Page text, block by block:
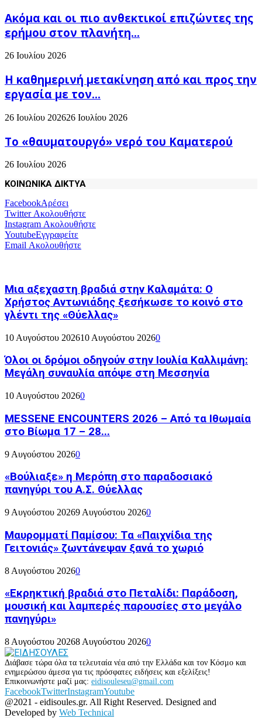
Ακόμα και οι πιο ανθεκτικοί επιζώντες της
ερήμου στον πλανήτη...
26 Ιουλίου 2026
H καθημερινή μετακίνηση από και προς την
εργασία με τον...
26 Ιουλίου 202626 Ιουλίου 2026
Το «θαυματουργό» νερό του Καματερού
26 Ιουλίου 2026
ΚΟΙΝΩΝΙΚΑ ΔΙΚΤΥΑ
FacebookΑρέσει
TwitterΑκολουθήστε
Instagram Ακολουθήστε
YoutubeΕγγραφείτε
Email Ακολουθήστε
Μια αξεχαστη βραδιά στην Καλαμάτα: Ο
Χρήστος Αντωνιάδης ξεσήκωσε το κοινό στο
γλέντι της «Θύελλας»
10 Αυγούστου 202610 Αυγούστου 20260
Όλοι οι δρόμοι οδηγούν στην Ιουλία Καλλιμάνη:
Μεγάλη συναυλία απόψε στη Μεσσηνία
10 Αυγούστου 20260
MESSENE ENCOUNTERS 2026 – Από τα Ιθωμαία
στο Βίωμα 17 – 28...
9 Αυγούστου 20260
«Βούλιαξε» η Μερόπη στο παραδοσιακό
πανηγύρι του Α.Σ. Θύελλας
9 Αυγούστου 20269 Αυγούστου 20260
Μαυρομματί Παμίσου: Τα «Παιχνίδια της
Γειτονιάς» ζωντάνεψαν ξανά το χωριό
8 Αυγούστου 20260
«Εκρηκτική βραδιά στο Πεταλίδι: Παράδοση,
μουσική και λαμπερές παρουσίες στο μεγάλο
πανηγύρι»
8 Αυγούστου 20268 Αυγούστου 20260
Διάβασε τώρα όλα τα τελευταία νέα από την Ελλάδα και τον Κόσμο και
ενημερώσου άμεσα για τις πρόσφατες ειδήσεις και εξελίξεις!
Επικοινωνήστε μαζί μας: eidisouleseu@gmail.com
FacebookTwitterInstagramYoutube
@2021 - eidisoules.gr. All Right Reserved. Designed and
Developed by Web Technical